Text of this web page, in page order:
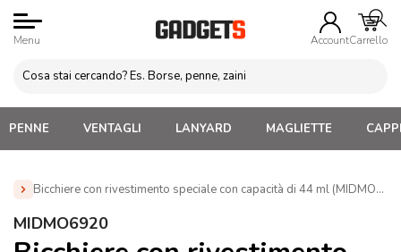
Menu AccountCarrello
PENNE VENTAGLI LANYARD MAGLIETTE
Bicchiere con rivestimento speciale con capacità di 44 ml
Home » Tazze e bicchieri
MIDMO6920